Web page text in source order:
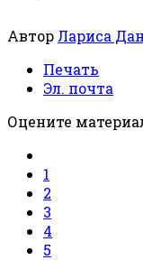
Автор Лариса
Печать
Эл. почта
Оцените
1
2
3
4
5